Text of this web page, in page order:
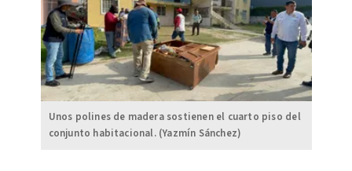
Unos polines de madera sostienen el cuarto piso del
conjunto habitacional. (Yazmín Sánchez)